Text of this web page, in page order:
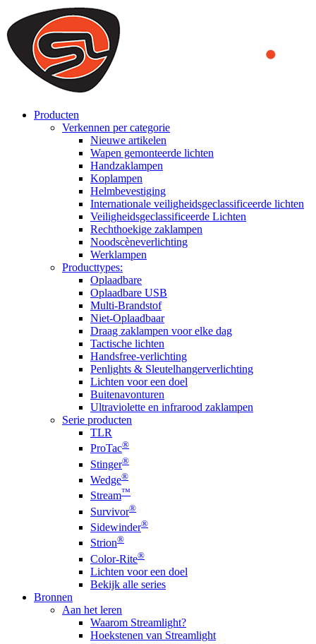
We use cookies to ensure that we provide you the best experience
on our website. By continuing to browse this website, you accept
that cookies are used to help us analyze how the website is used and
to offer you a better experience. To learn more or to find out how
you can disable cookies, you can access our
Producten
Verkennen per categorie
Nieuwe artikelen
Wapen gemonteerde lichten
Handzaklampen
Koplampen
Helmbevestiging
Internationale veiligheidsgeclassificeerde lichten
Veiligheidsgeclassificeerde Lichten
Rechthoekige zaklampen
Noodscèneverlichting
Werklampen
Producttypes:
Oplaadbare
Oplaadbare USB
Multi-Brandstof
Niet-Oplaadbaar
Draag zaklampen voor elke dag
Tactische lichten
Handsfree-verlichting
Penlights & Sleutelhangerverlichting
Lichten voor een doel
Buitenavonturen
Ultraviolette en infrarood zaklampen
Serie producten
TLR
ProTac®
Stinger®
Wedge®
Stream™
Survivor®
Sidewinder®
Strion®
Color-Rite®
Lichten voor een doel
Bekijk alle series
Bronnen
Aan het leren
Waarom Streamlight?
Hoekstenen van Streamlight